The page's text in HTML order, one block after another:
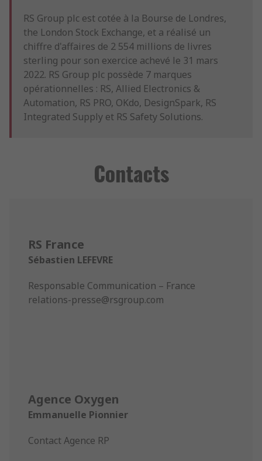
RS Group plc est cotée à la Bourse de Londres,
the London Stock Exchange, et a réalisé un
chiffre d'affaires de 2 554 millions de livres
sterling pour son exercice achevé le 31 mars
2022. RS Group plc possède 7 marques
opérationnelles : RS, Allied Electronics &
Automation, RS PRO, OKdo, DesignSpark, RS
Integrated Supply et RS Safety Solutions.
Contacts
RS France
Sébastien LEFEVRE
Responsable Communication – France
relations-presse@rsgroup.com
Agence Oxygen
Emmanuelle Pionnier
Contact Agence RP